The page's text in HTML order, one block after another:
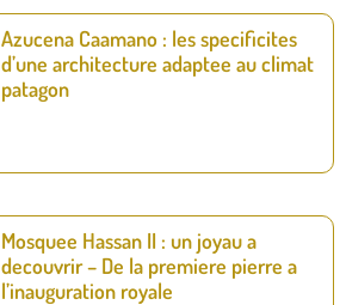
Azucena Caamano : les specificites
d’une architecture adaptee au climat
patagon
Mosquee Hassan II : un joyau a
decouvrir – De la premiere pierre a
l’inauguration royale